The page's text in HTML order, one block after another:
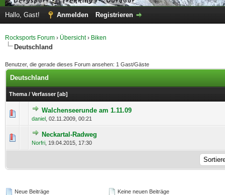
Hallo, Gast! Anmelden Registrieren
Rocksports Forum › Übersicht› Biken
Deutschland
Benutzer, die gerade dieses Forum ansehen: 1 Gast/Gäste
Deutschland
Thema / Verfasser [ab]
Walchenseerunde am 1.11.09
daniel 02.11.2009, 00:21
0 Bewertung(en) - 0 von 5 durchschnittlich
12345
Neckartal-Radweg
Norfri 19.04.2015, 17:30
0 Bewertung(en) - 0 von 5 durchschnittlich
Neue Beiträge
Keine neuen Beiträge